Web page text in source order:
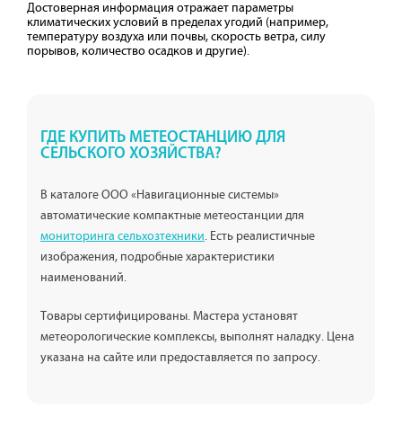
Достоверная информация отражает параметры
климатических условий в пределах угодий (например,
температуру воздуха или почвы, скорость ветра, силу
порывов, количество осадков и другие).
ГДЕ КУПИТЬ МЕТЕОСТАНЦИЮ ДЛЯ
СЕЛЬСКОГО ХОЗЯЙСТВА?
В каталоге ООО «Навигационные системы»
автоматические компактные метеостанции для
мониторинга сельхозтехники. Есть реалистичные
изображения, подробные характеристики
наименований.
Товары сертифицированы. Мастера установят
метеорологические комплексы, выполнят наладку. Цена
указана на сайте или предоставляется по запросу.